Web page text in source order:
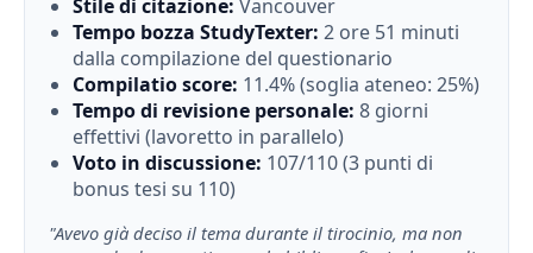
Stile di citazione: Vancouver
Tempo bozza StudyTexter: 2 ore 51 minuti
dalla compilazione del questionario
Compilatio score: 11.4% (soglia ateneo: 25%)
Tempo di revisione personale: 8 giorni
effettivi (lavoretto in parallelo)
Voto in discussione: 107/110 (3 punti di
bonus tesi su 110)
"Avevo già deciso il tema durante il tirocinio, ma non